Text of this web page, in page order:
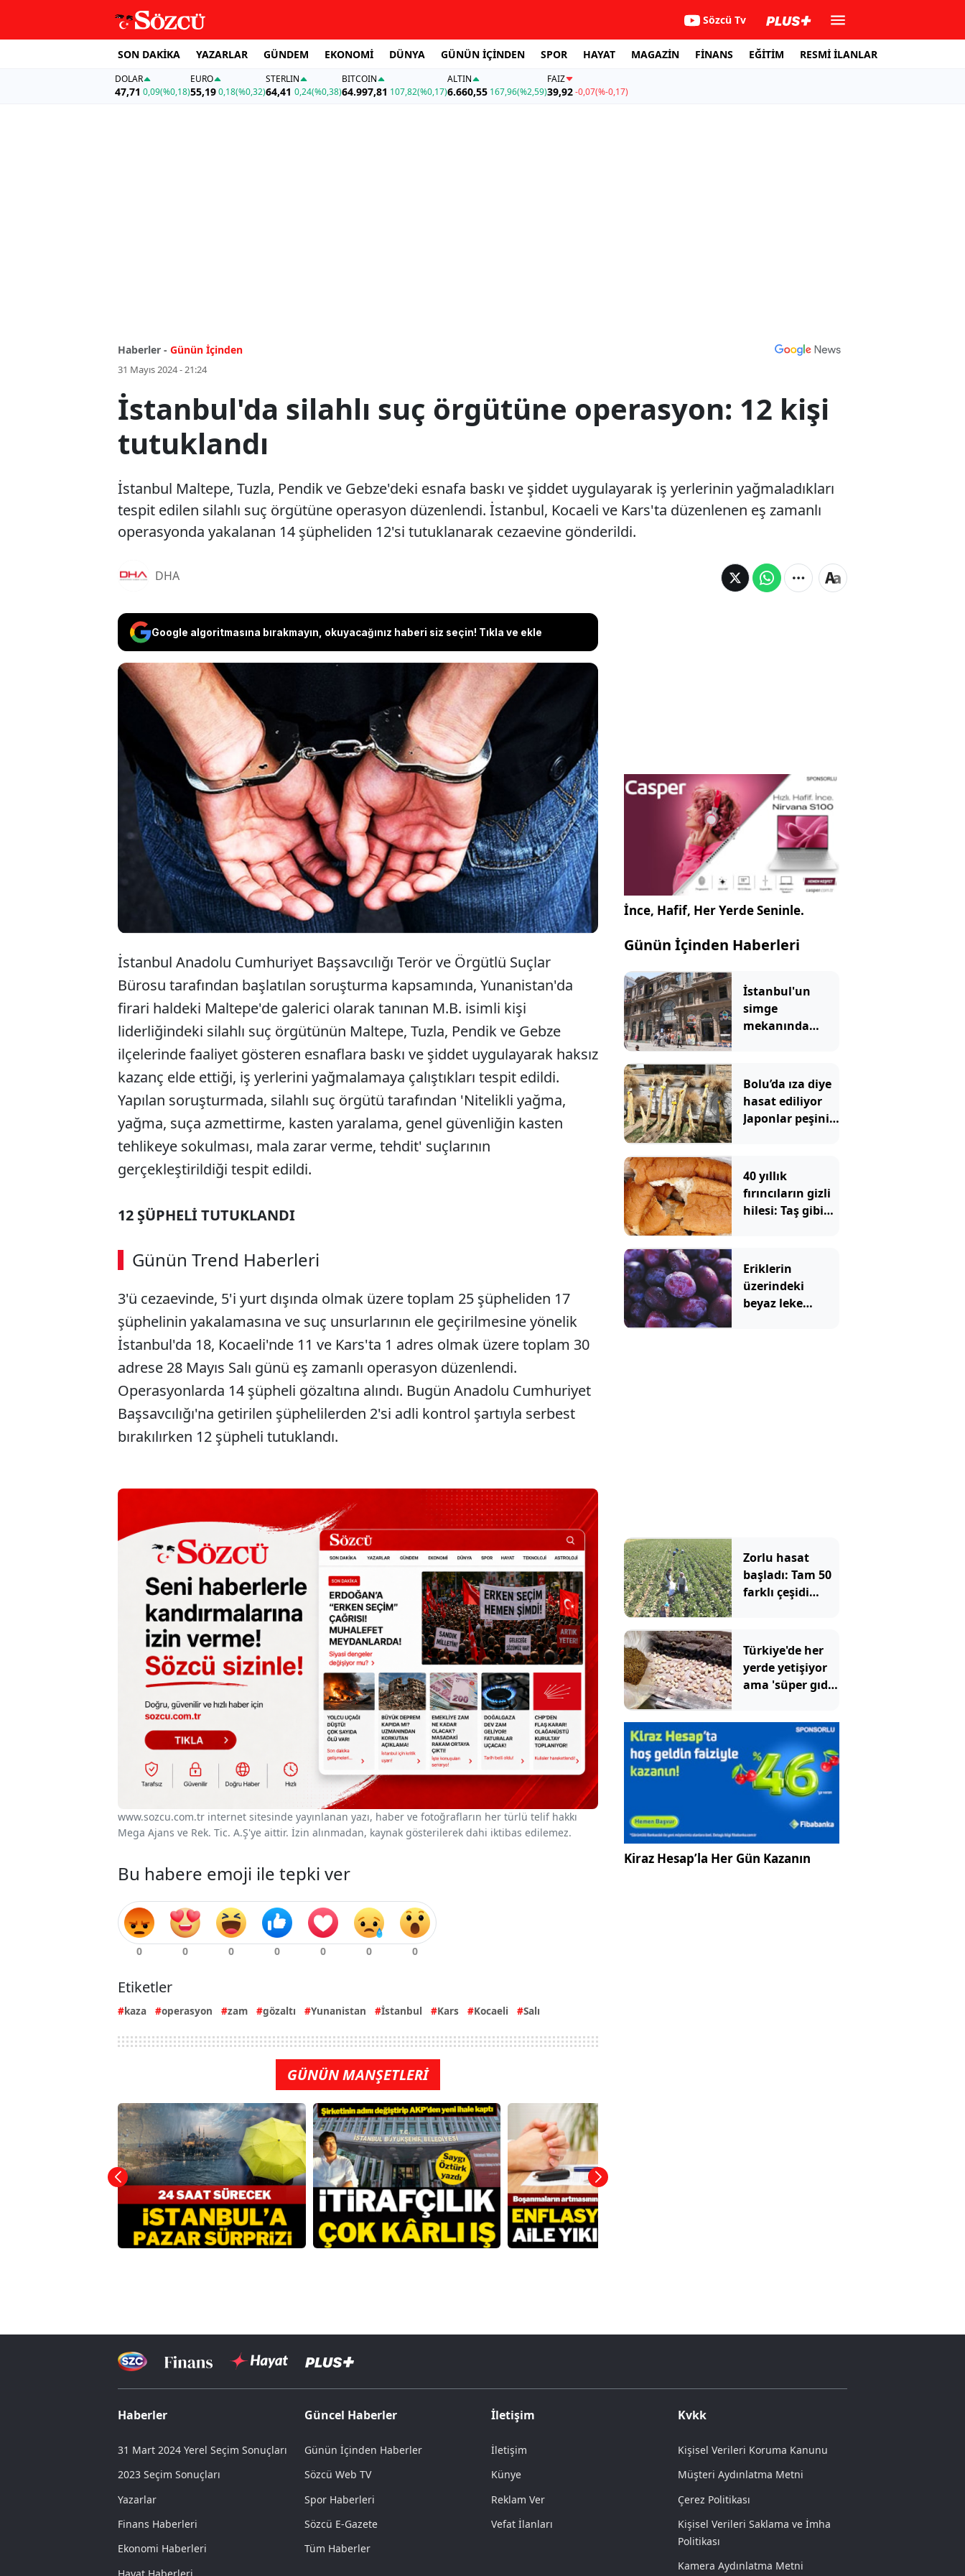
Sözcü Tv
SON DAKİKA YAZARLAR GÜNDEM EKONOMİ DÜNYA GÜNÜN İÇİNDEN SPOR HAYAT MAGAZİN FİNANS EĞİTİM RESMİ İLANLAR
DOLAR
47,71 0,09(%0,18)
EURO
55,19 0,18(%0,32)
STERLIN
64,41 0,24(%0,38)
BITCOIN
64.997,81 107,82(%0,17)
ALTIN
6.660,55 167,96(%2,59)
FAİZ
39,92-0,07(%-0,17)
Haberler - Günün İçinden
31 Mayıs 2024 - 21:24
İstanbul'da silahlı suç örgütüne operasyon: 12 kişi
tutuklandı
İstanbul Maltepe, Tuzla, Pendik ve Gebze'deki esnafa baskı ve şiddet uygulayarak iş yerlerinin yağmaladıkları
tespit edilen silahlı suç örgütüne operasyon düzenlendi. İstanbul, Kocaeli ve Kars'ta düzenlenen eş zamanlı
operasyonda yakalanan 14 şüpheliden 12'si tutuklanarak cezaevine gönderildi.
DHA
Google algoritmasına bırakmayın, okuyacağınız haberi siz seçin! Tıkla ve ekle
İstanbul Maltepe, Tuzla, Pendik ve Gebze'deki esnafa baskı ve şiddet
uygulayarak iş yerlerinin yağmaladıkları tespit edilen silahlı suç
örgütüne operasyon düzenlendi. İstanbul, Kocaeli ve Kars'ta
düzenlenen eş zamanlı operasyonda yakalanan 14 şüpheliden 12'si
tutuklanarak cezaevine gönderildi.
İstanbul Anadolu Cumhuriyet Başsavcılığı Terör ve Örgütlü Suçlar
Bürosu tarafından başlatılan soruşturma kapsamında, Yunanistan'da
firari haldeki Maltepe'de galerici olarak tanınan M.B. isimli kişi
liderliğindeki silahlı suç örgütünün Maltepe, Tuzla, Pendik ve Gebze
ilçelerinde faaliyet gösteren esnaflara baskı ve şiddet uygulayarak haksız
kazanç elde ettiği, iş yerlerini yağmalamaya çalıştıkları tespit edildi.
Yapılan soruşturmada, silahlı suç örgütü tarafından 'Nitelikli yağma,
yağma, suça azmettirme, kasten yaralama, genel güvenliğin kasten
tehlikeye sokulması, mala zarar verme, tehdit' suçlarının
gerçekleştirildiği tespit edildi.
12 ŞÜPHELİ TUTUKLANDI
Günün Trend Haberleri
3'ü cezaevinde, 5'i yurt dışında olmak üzere toplam 25 şüpheliden 17
şüphelinin yakalamasına ve suç unsurlarının ele geçirilmesine yönelik
İstanbul'da 18, Kocaeli'nde 11 ve Kars'ta 1 adres olmak üzere toplam 30
adrese 28 Mayıs Salı günü eş zamanlı operasyon düzenlendi.
Operasyonlarda 14 şüpheli gözaltına alındı. Bugün Anadolu Cumhuriyet
Başsavcılığı'na getirilen şüphelilerden 2'si adli kontrol şartıyla serbest
bırakılırken 12 şüpheli tutuklandı.
www.sozcu.com.tr internet sitesinde yayınlanan yazı, haber ve fotoğrafların her türlü telif hakkı
Mega Ajans ve Rek. Tic. A.Ş'ye aittir. İzin alınmadan, kaynak gösterilerek dahi iktibas edilemez.
Bu habere emoji ile tepki ver
Etiketler
kaza operasyon zam gözaltı Yunanistan İstanbul Kars Kocaeli Salı
GÜNÜN MANŞETLERİ
İnce, Hafif, Her Yerde Seninle.
Günün İçinden Haberleri
İstanbul'un
simge
mekanında
görüntü
Bolu’da ıza diye
hasat ediliyor
Japonlar peşini
40 yıllık
fırıncıların gizli
hilesi: Taş gibi
yapan yöntem
Eriklerin
üzerindeki
beyaz leke
Zorlu hasat
başladı: Tam 50
farklı çeşidi
toplanıyor
Türkiye'de her
yerde yetişiyor
ama 'süper gıda'
ABD'de satılıyor
Kiraz Hesap’la Her Gün Kazanın
Haberler
31 Mart 2024 Yerel Seçim Sonuçları
2023 Seçim Sonuçları
Yazarlar
Finans Haberleri
Ekonomi Haberleri
Güncel Haberler
Günün İçinden Haberler
Sözcü Web TV
Spor Haberleri
Sözcü E-Gazete
Tüm Haberler
İletişim
İletişim
Künye
Reklam Ver
Vefat İlanları
Kvkk
Kişisel Verileri Koruma Kanunu
Müşteri Aydınlatma Metni
Çerez Politikası
Kişisel Verileri Saklama ve İmha
Politikası
Kamera Aydınlatma Metni